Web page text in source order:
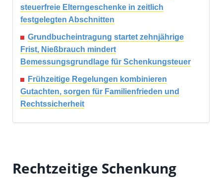
steuerfreie Elterngeschenke in zeitlich
festgelegten Abschnitten
Grundbucheintragung startet zehnjährige
Frist, Nießbrauch mindert
Bemessungsgrundlage für Schenkungsteuer
Frühzeitige Regelungen kombinieren
Gutachten, sorgen für Familienfrieden und
Rechtssicherheit
Rechtzeitige Schenkung